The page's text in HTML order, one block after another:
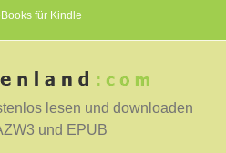
für Kindle
lesen und downloaden
und EPUB